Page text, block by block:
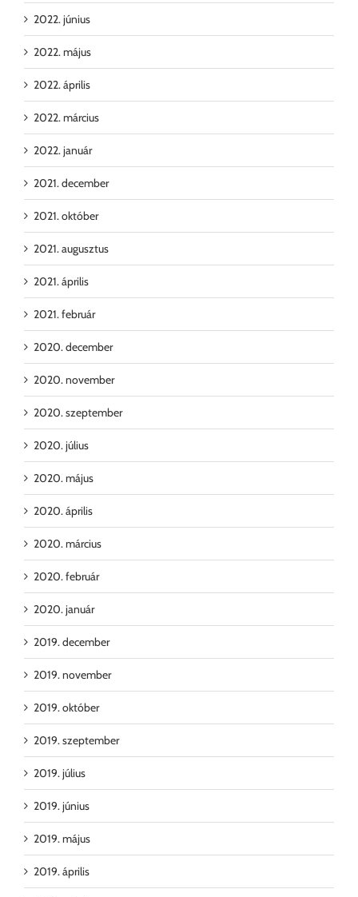
2022. június
2022. május
2022. április
2022. március
2022. január
2021. december
2021. október
2021. augusztus
2021. április
2021. február
2020. december
2020. november
2020. szeptember
2020. július
2020. május
2020. április
2020. március
2020. február
2020. január
2019. december
2019. november
2019. október
2019. szeptember
2019. július
2019. június
2019. május
2019. április